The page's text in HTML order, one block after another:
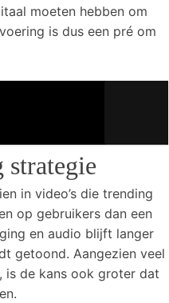
moeten hebben om
is dus een pré om
strategie
in video’s die trending
op gebruikers dan een
en audio blijft langer
getoond. Aangezien veel
is de kans ook groter dat